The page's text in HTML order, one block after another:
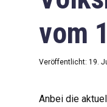
vom
Veröffentlicht: 19.
Anbei die